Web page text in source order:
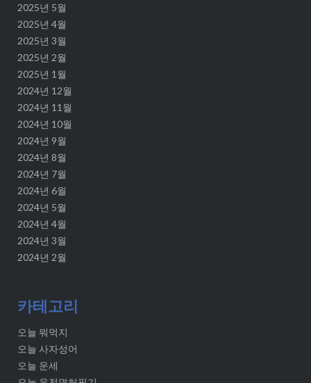
2025년 5월
2025년 4월
2025년 3월
2025년 2월
2025년 1월
2024년 12월
2024년 11월
2024년 10월
2024년 9월
2024년 8월
2024년 7월
2024년 6월
2024년 5월
2024년 4월
2024년 3월
2024년 2월
카테고리
오늘 뭐먹지
오늘 사자성어
오늘 운세